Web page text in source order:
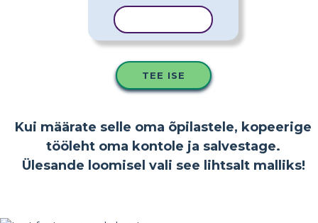
TEE ISE
Kui määrate selle oma õpilastele, kopeerige
tööleht oma kontole ja salvestage.
Ülesande loomisel vali see lihtsalt malliks!